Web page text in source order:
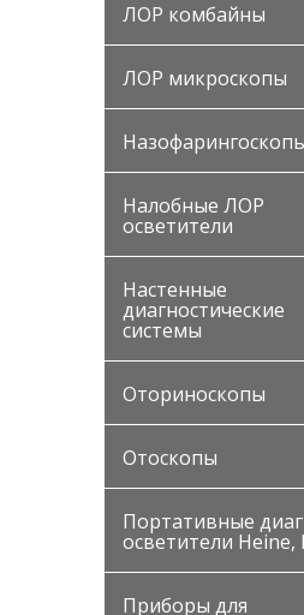
ЛОР комбайны
ЛОР микроскопы
Налобные ЛОР
осветители
Настенные
диагностические
системы
Оториноскопы
Отоскопы
Портативные
осветители Heine,
Приборы для